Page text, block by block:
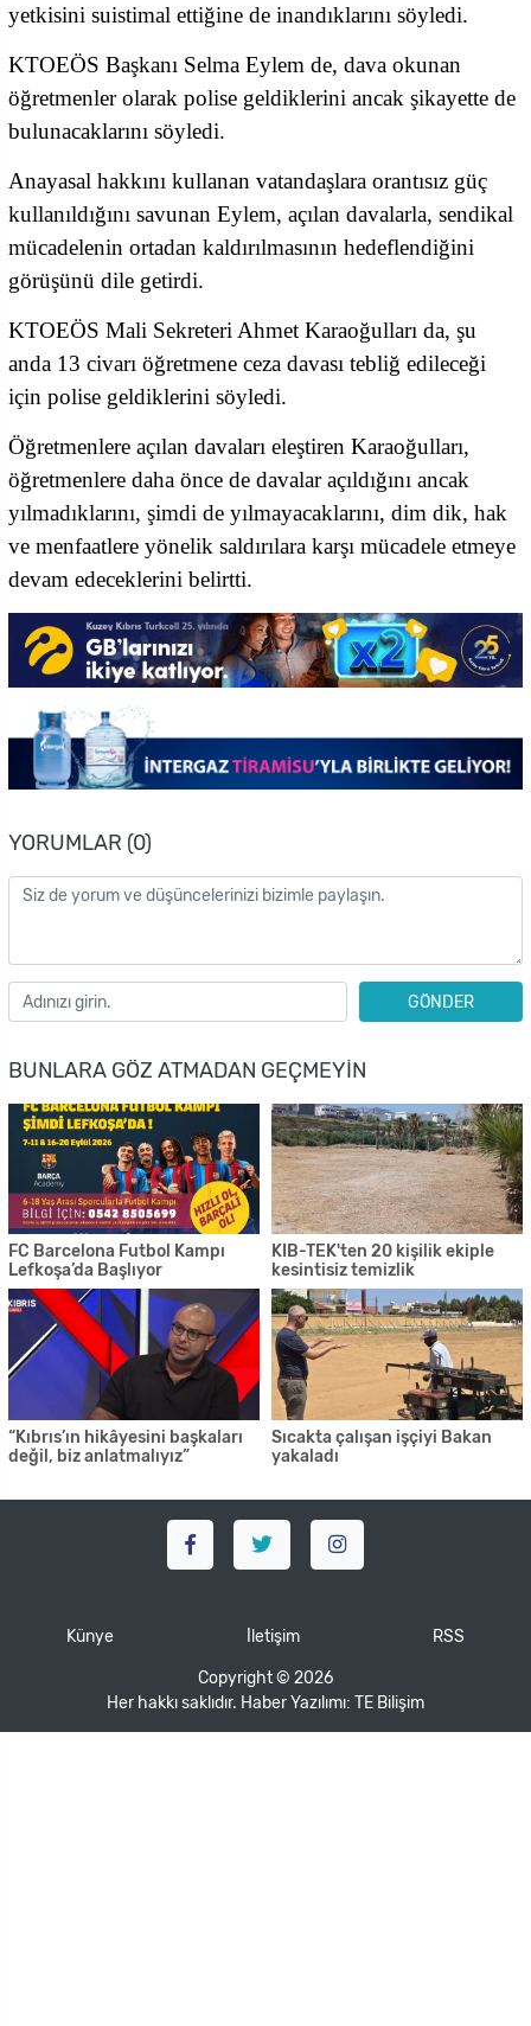
yetkisini suistimal ettiğine de inandıklarını söyledi.
KTOEÖS Başkanı Selma Eylem de, dava okunan
öğretmenler olarak polise geldiklerini ancak şikayette de
bulunacaklarını söyledi.
Anayasal hakkını kullanan vatandaşlara orantısız güç
kullanıldığını savunan Eylem, açılan davalarla, sendikal
mücadelenin ortadan kaldırılmasının hedeflendiğini
görüşünü dile getirdi.
KTOEÖS Mali Sekreteri Ahmet Karaoğulları da, şu
anda 13 civarı öğretmene ceza davası tebliğ edileceği
için polise geldiklerini söyledi.
Öğretmenlere açılan davaları eleştiren Karaoğulları,
öğretmenlere daha önce de davalar açıldığını ancak
yılmadıklarını, şimdi de yılmayacaklarını, dim dik, hak
ve menfaatlere yönelik saldırılara karşı mücadele etmeye
devam edeceklerini belirtti.
YORUMLAR (0)
GÖNDER
BUNLARA GÖZ ATMADAN GEÇMEYIN
FC Barcelona Futbol Kampı
Lefkoşa’da Başlıyor
KIB-TEK'ten 20 kişilik ekiple
kesintisiz temizlik
“Kıbrıs’ın hikâyesini başkaları
değil, biz anlatmalıyız”
Sıcakta çalışan işçiyi Bakan
yakaladı
Künye İletişim RSS
Copyright © 2026
Her hakkı saklıdır. Haber Yazılımı: TE Bilişim